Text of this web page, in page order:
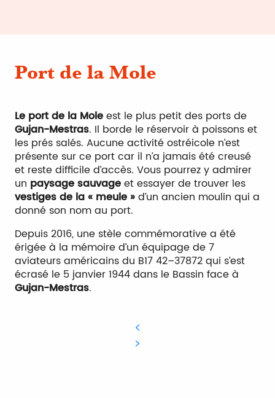
Port de la Mole
Le port de la Moleest le plus petit des ports de
Gujan-Mestras. Il borde le réservoir à poissons et
les prés salés. Aucune activité ostréicole n’est
présente sur ce port car il n’a jamais été creusé
et reste difficile d’accès. Vous pourrez y admirer
un paysage sauvageet essayer de trouver les
vestiges de la « meule »d’un ancien moulin qui a
donné son nom au port.
Depuis 2016, une stèle commémorative a été
érigée à la mémoire d’un équipage de 7
aviateurs américains du B17 42–37872 qui s’est
écrasé le 5 janvier 1944 dans le Bassin face à
Gujan-Mestras.